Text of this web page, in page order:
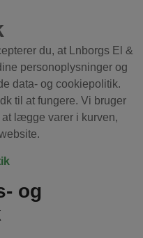
du, at Lnborgs El &
personoplysninger og
data- og cookiepolitik.
til at fungere. Vi bruger
lægge varer i kurven,
og